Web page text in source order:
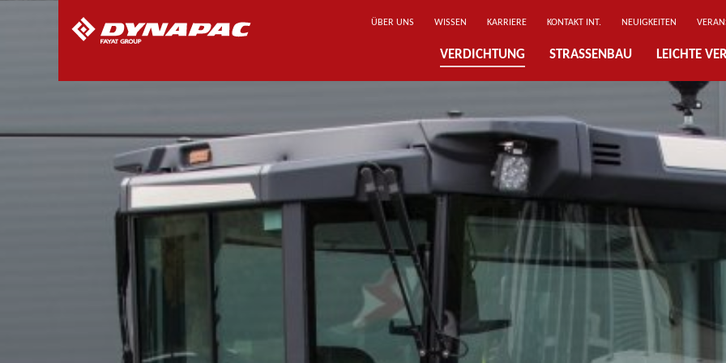
ÜBER UNS WISSEN KARRIERE KONTAKT INT. NEUIGKEITEN
VERDICHTUNG STRASSENBAU LEICHTE